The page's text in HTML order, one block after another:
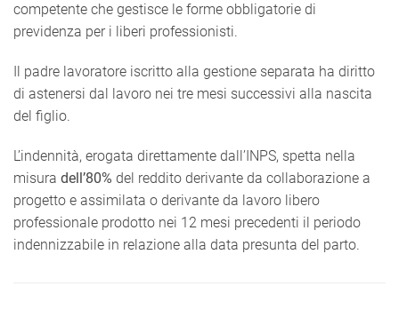
competente che gestisce le forme obbligatorie di
previdenza per i liberi professionisti.
Il padre lavoratore iscritto alla gestione separata ha diritto
di astenersi dal lavoro nei tre mesi successivi alla nascita
del figlio.
L’indennità, erogata direttamente dall’INPS, spetta nella
misura dell’80% del reddito derivante da collaborazione a
progetto e assimilata o derivante da lavoro libero
professionale prodotto nei 12 mesi precedenti il periodo
indennizzabile in relazione alla data presunta del parto.